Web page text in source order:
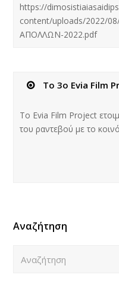
https://
content/uploads/2022/
ΑΠΟΛΛΩΝ-2022.pdf
Το 3ο Evia Film
Το Evia Film Project
του ραντεβού με το
Αναζήτηση